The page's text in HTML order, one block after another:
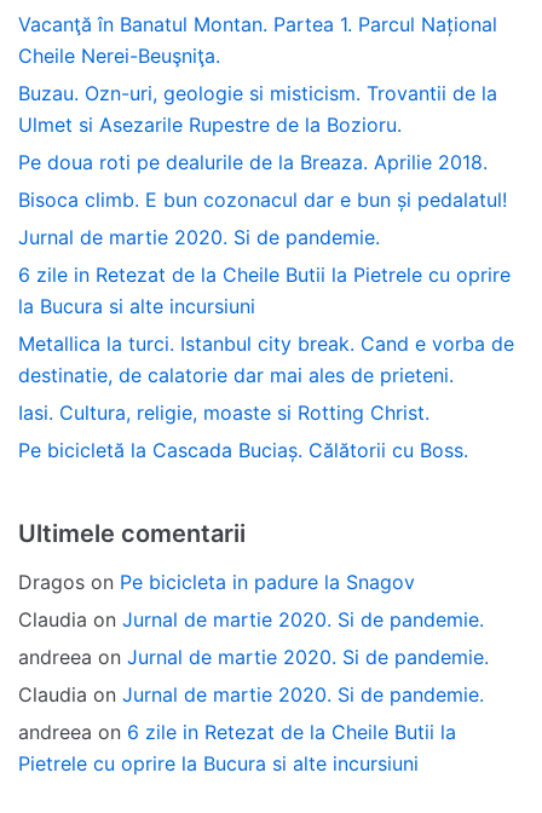
Vacanţă în Banatul Montan. Partea 1. Parcul Național
Cheile Nerei-Beuşniţa.
Buzau. Ozn-uri, geologie si misticism. Trovantii de la
Ulmet si Asezarile Rupestre de la Bozioru.
Pe doua roti pe dealurile de la Breaza. Aprilie 2018.
Bisoca climb. E bun cozonacul dar e bun și pedalatul!
Jurnal de martie 2020. Si de pandemie.
6 zile in Retezat de la Cheile Butii la Pietrele cu oprire
la Bucura si alte incursiuni
Metallica la turci. Istanbul city break. Cand e vorba de
destinatie, de calatorie dar mai ales de prieteni.
Iasi. Cultura, religie, moaste si Rotting Christ.
Pe bicicletă la Cascada Buciaș. Călătorii cu Boss.
Ultimele comentarii
Dragos on Pe bicicleta in padure la Snagov
Claudia on Jurnal de martie 2020. Si de pandemie.
andreea on Jurnal de martie 2020. Si de pandemie.
Claudia on Jurnal de martie 2020. Si de pandemie.
andreea on 6 zile in Retezat de la Cheile Butii la
Pietrele cu oprire la Bucura si alte incursiuni